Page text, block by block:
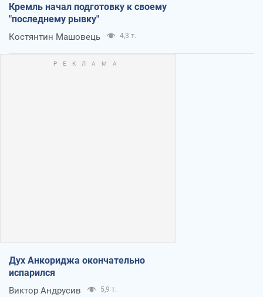
Кремль начал подготовку к своему
"последнему рывку"
Костянтин Машовець 4,3 т.
Дух Анкориджа окончательно
испарился
Виктор Андрусив 5,9 т.